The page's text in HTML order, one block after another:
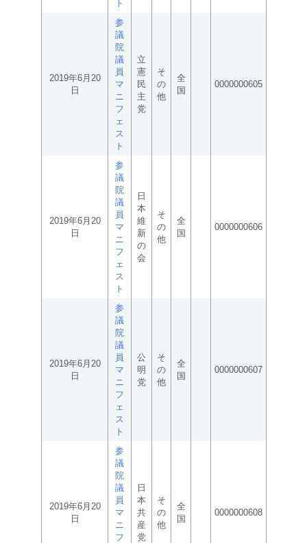
ト
2019年6月20
日
参
議
院
議
員
マ
ニ
フ
ェ
ス
ト
立
憲
民
主
党
そ
の
他
全
国
0000000605
2019年6月20
日
参
議
院
議
員
マ
ニ
フ
ェ
ス
ト
日
本
維
新
の
会
そ
の
他
全
国
0000000606
2019年6月20
日
参
議
院
議
員
マ
ニ
フ
ェ
ス
ト
公
明
党
そ
の
他
全
国
0000000607
2019年6月20
日
参
議
院
議
員
マ
ニ
フ
日
本
共
産
党
そ
の
他
全
国
0000000608